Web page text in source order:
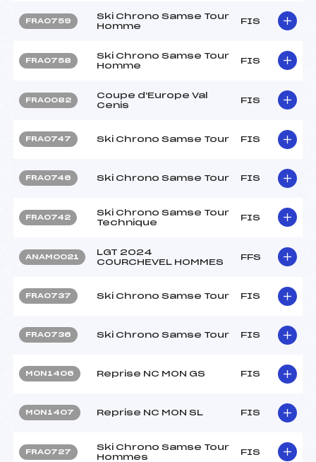
FRA0759
Ski Chrono Samse Tour
Homme
FIS
FRA0758
Ski Chrono Samse Tour
Homme
FIS
FRA0082
Coupe d'Europe Val
Cenis
FIS
FRA0747 Ski Chrono Samse Tour FIS
FRA0746 Ski Chrono Samse Tour FIS
FRA0742
Ski Chrono Samse Tour
Technique
FIS
ANAM0021
LGT 2024
COURCHEVEL HOMMES
FFS
FRA0737 Ski Chrono Samse Tour FIS
FRA0736 Ski Chrono Samse Tour FIS
MON1406 Reprise NC MON GS FIS
MON1407 Reprise NC MON SL FIS
FRA0727
Ski Chrono Samse Tour
Hommes
FIS